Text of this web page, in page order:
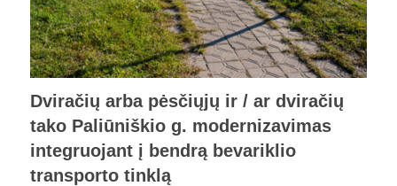
Dviračių arba pėsčiųjų ir / ar dviračių
tako Paliūniškio g. modernizavimas
integruojant į bendrą bevariklio
transporto tinklą